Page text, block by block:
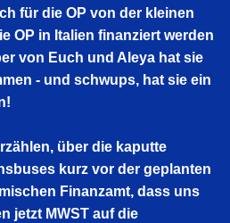
für die OP von der kleinen
OP in Italien finanziert werden
von Euch und Aleya hat sie
- und schwups, hat sie ein
über die kaputte
kurz vor der geplanten
Finanzamt, dass uns
jetzt MWST auf die